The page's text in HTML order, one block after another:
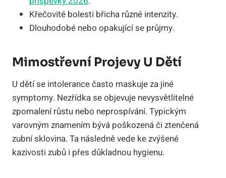
Křečovité bolesti břicha různé intenzity.
Dlouhodobé nebo opakující se průjmy.
Mimostřevní Projevy U Dětí
U dětí se intolerance často maskuje za jiné
symptomy. Nezřídka se objevuje nevysvětlitelné
zpomalení růstu nebo neprospívání. Typickým
varovným znamením bývá poškozená či ztenčená
zubní sklovina. Ta následně vede ke zvýšené
kazivosti zubů i přes důkladnou hygienu.